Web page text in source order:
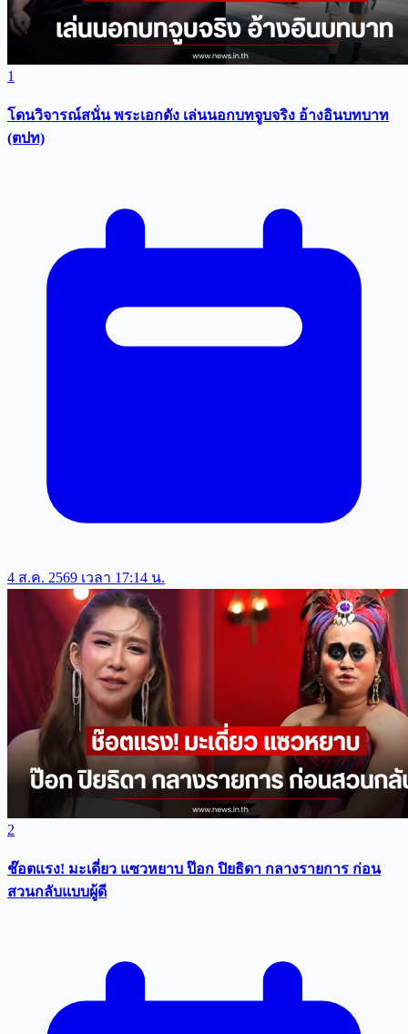
1
โดนวิจารณ์สนั่น พระเอกดัง เล่นนอกบทจูบจริง อ้างอินบทบาท
(ตปท)
4 ส.ค. 2569 เวลา 17:14 น.
2
ช๊อตแรง! มะเดี่ยว แซวหยาบ ป๊อก ปิยธิดา กลางรายการ ก่อน
สวนกลับแบบผู้ดี